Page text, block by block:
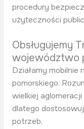
procedury
użyteczności
Obsługujemy
województwo
Działamy
pomorskiego.
wielkiej
dlatego
potrzeb.